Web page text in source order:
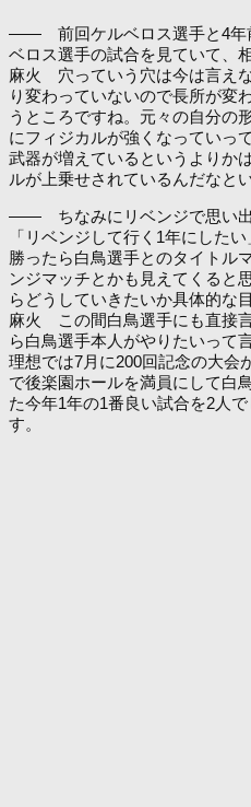
―― 前回ケルベロス選手と4年
ベロス選手の試合を見ていて、
麻火 穴っていう穴は今は言え
り変わっていないので長所が変
うところですね。元々の自分の
にフィジカルが強くなっていっ
武器が増えているというよりか
ルが上乗せされているんだなと
―― ちなみにリベンジで思い出
「リベンジして行く1年にした
勝ったら白鳥選手とのタイトル
ンジマッチとかも見えてくると
らどうしていきたいか具体的な
麻火 この間白鳥選手にも直接
ら白鳥選手本人がやりたいって
理想では7月に200回記念の大会
で後楽園ホールを満員にして白
た今年1年の1番良い試合を2人
す。